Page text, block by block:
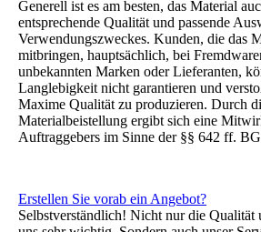
Generell ist es am besten, das Material
entsprechende Qualität und passende
Verwendungszweckes. Kunden, die das
mitbringen, hauptsächlich, bei
unbekannten Marken oder Lieferanten,
Langlebigkeit nicht garantieren und
Maxime Qualität zu produzieren. Durch
Materialbeistellung ergibt sich eine
Auftraggebers im Sinne der §§ 642 ff.
Erstellen Sie vorab ein Angebot?
Selbstverständlich! Nicht nur die Qualität